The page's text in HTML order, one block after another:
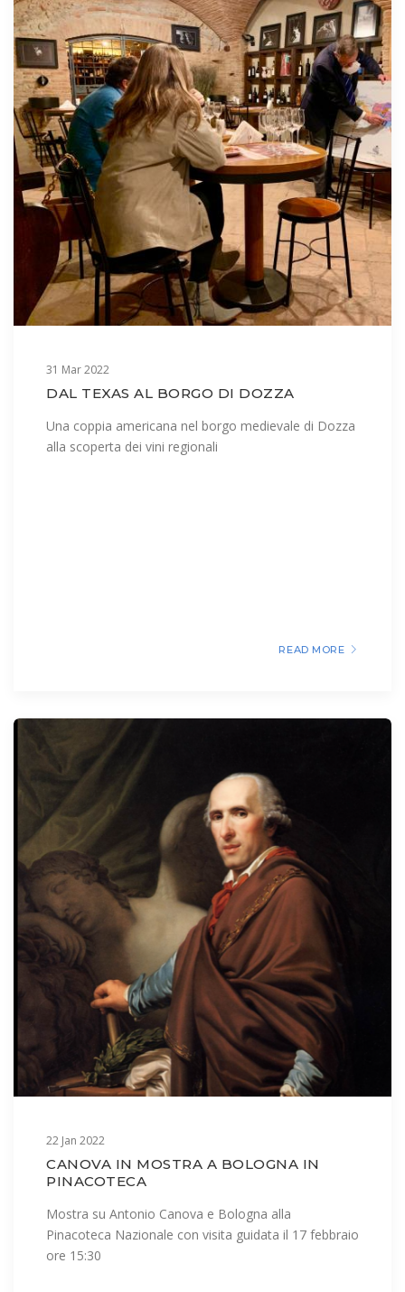
31 Mar 2022
DAL TEXAS AL BORGO DI DOZZA
Una coppia americana nel borgo medievale di Dozza
alla scoperta dei vini regionali
READ MORE
22 Jan 2022
CANOVA IN MOSTRA A BOLOGNA IN
PINACOTECA
Mostra su Antonio Canova e Bologna alla
Pinacoteca Nazionale con visita guidata il 17 febbraio
ore 15:30